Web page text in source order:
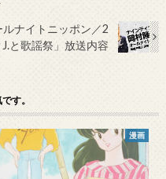
ナイトニッポン／2
と歌謡祭」放送内容
す。
漫画